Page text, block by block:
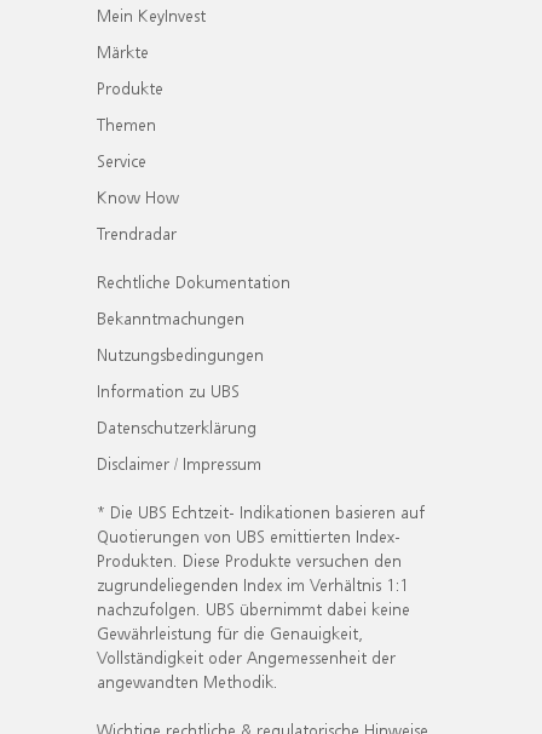
Mein KeyInvest
Märkte
Produkte
Themen
Service
Know How
Trendradar
Rechtliche Dokumentation
Bekanntmachungen
Nutzungsbedingungen
Information zu UBS
Datenschutzerklärung
Disclaimer / Impressum
* Die UBS Echtzeit- Indikationen basieren auf
Quotierungen von UBS emittierten Index-
Produkten. Diese Produkte versuchen den
zugrundeliegenden Index im Verhältnis 1:1
nachzufolgen. UBS übernimmt dabei keine
Gewährleistung für die Genauigkeit,
Vollständigkeit oder Angemessenheit der
angewandten Methodik.